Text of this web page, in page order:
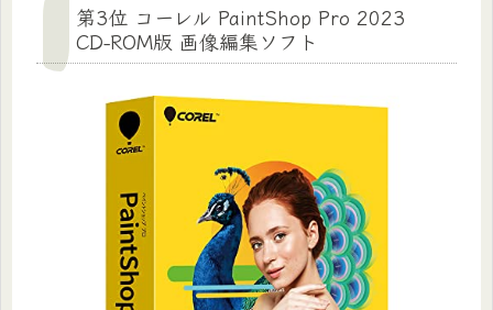
第3位 コーレル PaintShop Pro 2023
CD-ROM版 画像編集ソフト